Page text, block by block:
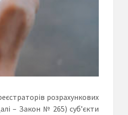
розрахункових
– Закон № 265) суб’єкти